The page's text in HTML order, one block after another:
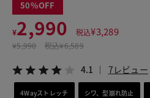
50
¥2,990 税込¥3,289
¥5,990 税込¥6,589
4.1 7レビュー
4Wayストレッチ シワ、型崩れ防止
LINE X